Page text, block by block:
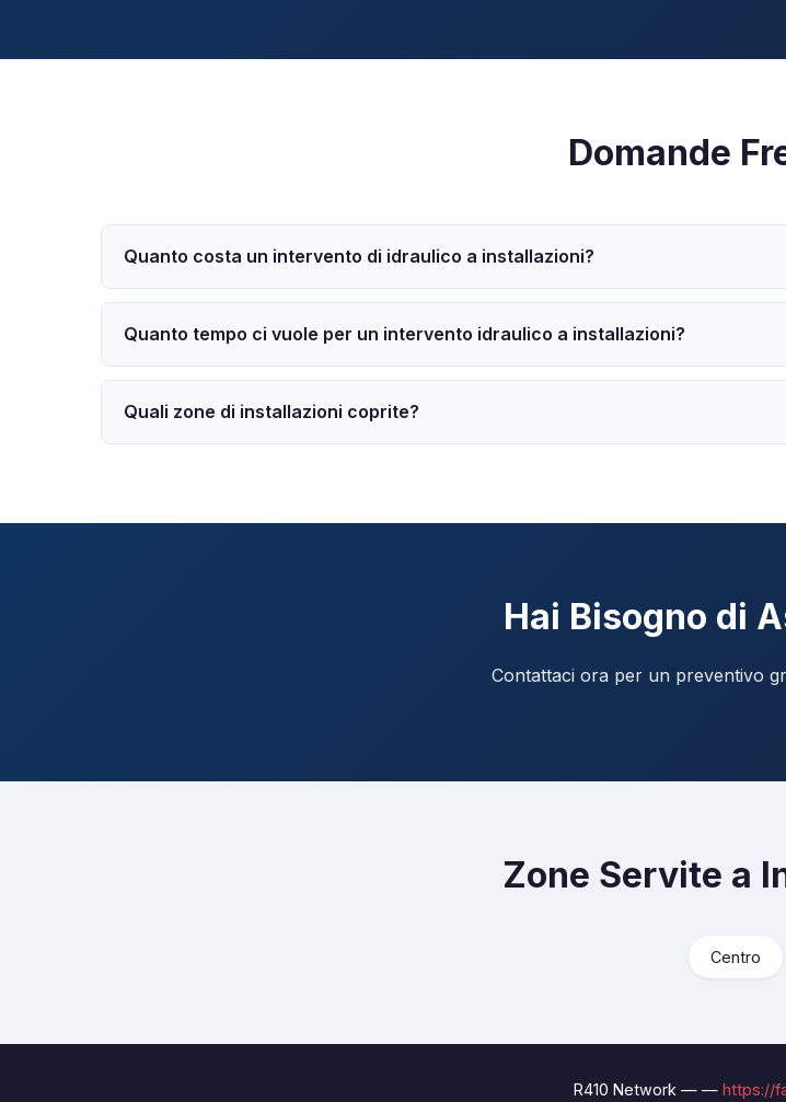
Domande
Quanto costa un intervento di idraulico a installazioni?
Quanto tempo ci vuole per un intervento idraulico a installazioni?
Quali zone di installazioni coprite?
Hai Bisogno di
Contattaci ora per un preventivo
Zone Servite a
Centro
R410 Network — — https://